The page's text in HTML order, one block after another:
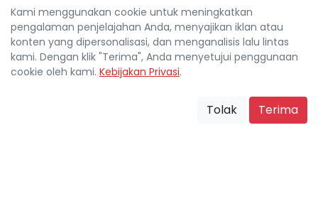
TOYOTA AVANZA 1.3L G
AUTOMATIC 2013
TDP Rp 22.667.000
Cicilan
Rp 2.858.200
SUZUKI IGNIS GX MT
Rp 25.969.000
Kami menggunakan cookie untuk meningkatkan
pengalaman penjelajahan Anda, menyajikan iklan atau
konten yang dipersonalisasi, dan menganalisis lalu lintas
kami. Dengan klik "Terima", Anda menyetujui penggunaan
cookie oleh kami. Kebijakan Privasi.
Tolak Terima